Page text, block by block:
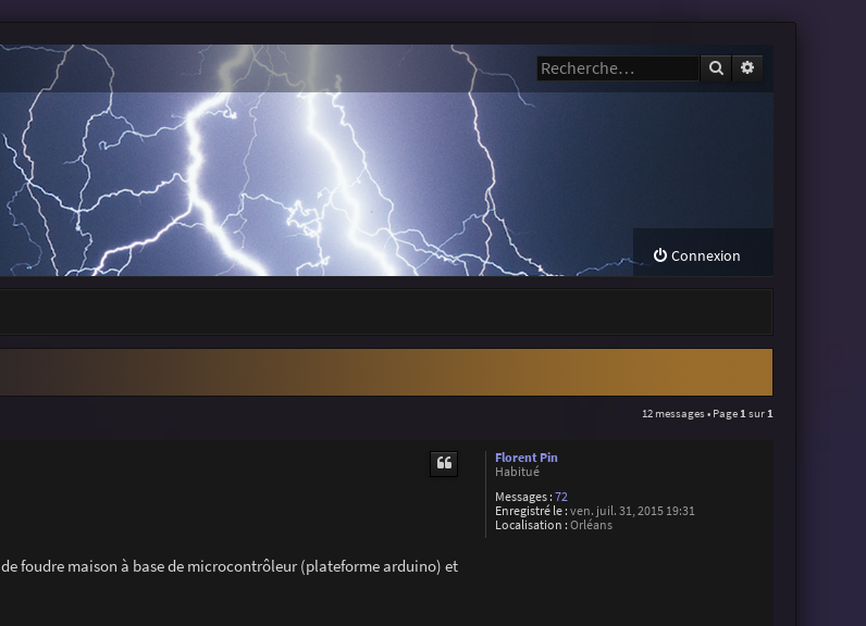
Rechercher
Connexion
12 messages • Page 1 sur 1
Florent Pin
Habitué
Messages : 72
Enregistré le : ven. juil. 31, 2015 19:31
Localisation : Orléans
foudre maison à base de microcontrôleur (plateforme arduino) et